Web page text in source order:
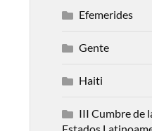
Efemerides
Gente
Haiti
III Cumbre de